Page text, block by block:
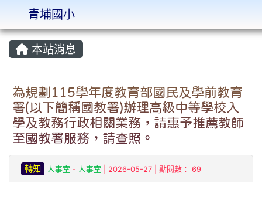
:::
本站消息
為規劃115學年度教育部國民及學前教育
署(以下簡稱國教署)辦理高級中等學校入
學及教務行政相關業務，請惠予推薦教師
至國教署服務，請查照。
轉知 人事室 - 人事室 | 2026-05-27 | 點閱數： 69
青埔國小